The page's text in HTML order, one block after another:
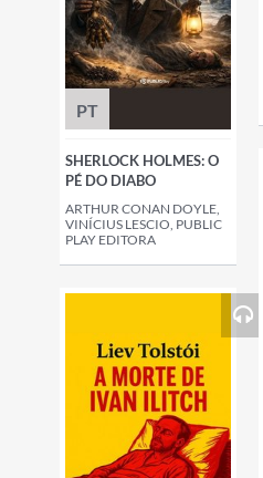
PT
SHERLOCK HOLMES: O
PÉ DO DIABO
ARTHUR CONAN DOYLE,
VINÍCIUS LESCIO, PUBLIC
PLAY EDITORA